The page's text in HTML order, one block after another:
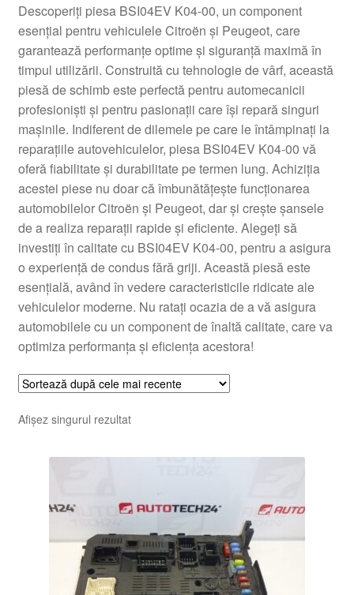
Despre noi
Finalizare comandă
Livrare
Livrare în toată lumea
Plângere
Plățile
Politică de confidențialitate
Procedura de reclamație
Termeni si conditii
Descoperiți piesa BSI04EV K04-00, un component
esențial pentru vehiculele Citroën și Peugeot, care
garantează performanțe optime și siguranță maximă în
timpul utilizării. Construită cu tehnologie de vârf, această
piesă de schimb este perfectă pentru automecanicii
profesioniști și pentru pasionații care își repară singuri
mașinile. Indiferent de dilemele pe care le întâmpinați la
reparațiile autovehiculelor, piesa BSI04EV K04-00 vă
oferă fiabilitate și durabilitate pe termen lung. Achiziția
acestei piese nu doar că îmbunătățește funcționarea
automobilelor Citroën și Peugeot, dar și crește șansele
de a realiza reparații rapide și eficiente. Alegeți să
investiți în calitate cu BSI04EV K04-00, pentru a asigura
o experiență de condus fără griji. Această piesă este
esențială, având în vedere caracteristicile ridicate ale
vehiculelor moderne. Nu ratați ocazia de a vă asigura
automobilele cu un component de înaltă calitate, care va
optimiza performanța și eficiența acestora!
Afișez singurul rezultat